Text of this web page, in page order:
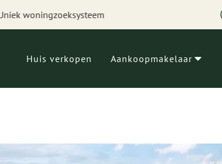
Besparing van geld, tijd en zorgen
Huis verkopen Aankoopmakelaar